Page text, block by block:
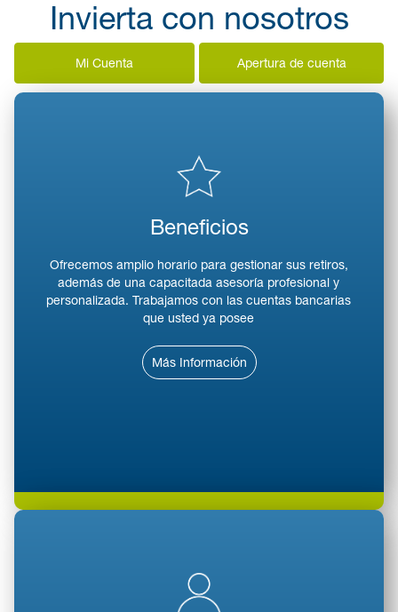
Invierta con nosotros
Beneficios
Ofrecemos amplio horario para gestionar sus retiros,
además de una capacitada asesoría profesional y
personalizada. Trabajamos con las cuentas bancarias
que usted ya posee
Más Información